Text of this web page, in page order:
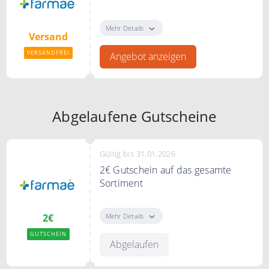
Versand
VERSANDFREI
29,99€
Mehr Details
Angebot anzeigen
Abgelaufene Gutscheine
2€
GUTSCHEIN
Gültig bis 31.01.2026
2€ Gutschein auf das gesamte
Sortiment
auf das gesamte Sortiment
Bedingungen
20€ MBW
Mehr Details
Abgelaufen